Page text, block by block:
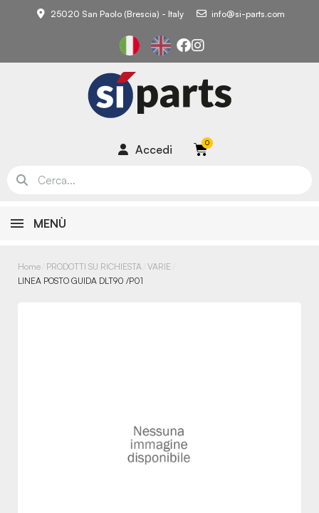
25020 San Paolo (Brescia) - Italy info@si-parts.com
Accedi
MENÙ
Home PRODOTTI SU RICHIESTA VARIE
LINEA POSTO GUIDA DLT90 /P01